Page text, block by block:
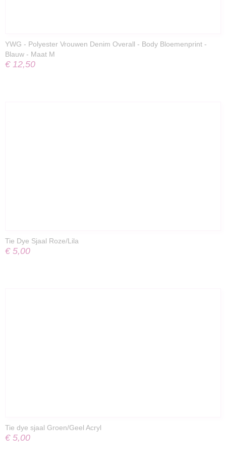
YWG - Polyester Vrouwen Denim Overall - Body Bloemenprint -
Blauw - Maat M
€ 12,50
Tie Dye Sjaal Roze/Lila
€ 5,00
Tie dye sjaal Groen/Geel Acryl
€ 5,00